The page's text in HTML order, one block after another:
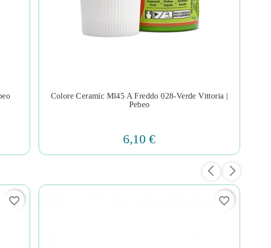
 
Colore Ceramic Ml45 A Freddo 028-Verde Vittoria |
Pebeo
6,10 €
favorite_border favorite_border